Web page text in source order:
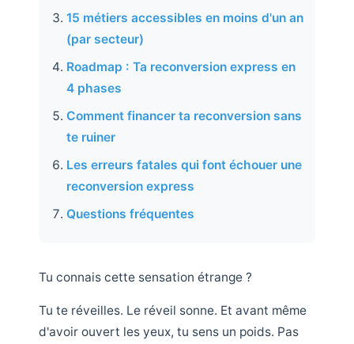
15 métiers accessibles en moins d'un an
(par secteur)
Roadmap : Ta reconversion express en
4 phases
Comment financer ta reconversion sans
te ruiner
Les erreurs fatales qui font échouer une
reconversion express
Questions fréquentes
Tu connais cette sensation étrange ?
Tu te réveilles. Le réveil sonne. Et avant même
d'avoir ouvert les yeux, tu sens un poids. Pas